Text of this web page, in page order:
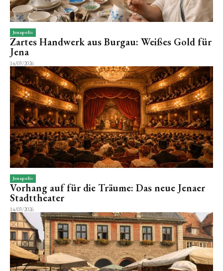
Jenapolis
Zartes Handwerk aus Burgau: Weißes Gold für
Jena
14/03/2026
Jenapolis
Vorhang auf für die Träume: Das neue Jenaer
Stadttheater
14/03/2026